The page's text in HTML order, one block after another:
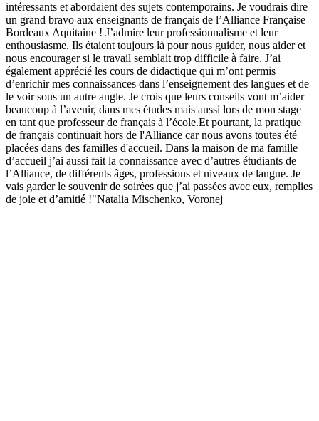
intéressants et abordaient des sujets contemporains. Je voudrais dire
un grand bravo aux enseignants de français de l’Alliance Française
Bordeaux Aquitaine ! J’admire leur professionnalisme et leur
enthousiasme. Ils étaient toujours là pour nous guider, nous aider et
nous encourager si le travail semblait trop difficile à faire. J’ai
également apprécié les cours de didactique qui m’ont permis
d’enrichir mes connaissances dans l’enseignement des langues et de
le voir sous un autre angle. Je crois que leurs conseils vont m’aider
beaucoup à l’avenir, dans mes études mais aussi lors de mon stage
en tant que professeur de français à l’école.Et pourtant, la pratique
de français continuait hors de l'Alliance car nous avons toutes été
placées dans des familles d'accueil. Dans la maison de ma famille
d’accueil j’ai aussi fait la connaissance avec d’autres étudiants de
l’Alliance, de différents âges, professions et niveaux de langue. Je
vais garder le souvenir de soirées que j’ai passées avec eux, remplies
de joie et d’amitié !"Natalia Mischenko, Voronej